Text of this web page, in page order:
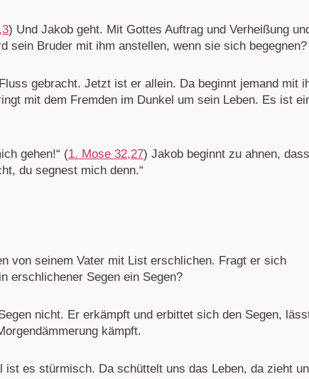
) Und Jakob geht. Mit Gottes Auftrag und Verheißung
sein Bruder mit ihm anstellen, wenn sie sich begegnen?
gebracht. Jetzt ist er allein. Da beginnt jemand mit
mit dem Fremden im Dunkel um sein Leben. Es ist
gehen!“ (1. Mose 32,27) Jakob beginnt zu ahnen, dass
du segnest mich denn.“
von seinem Vater mit List erschlichen. Fragt er sich
erschlichener Segen ein Segen?
nicht. Er erkämpft und erbittet sich den Segen,
kämpft.
es stürmisch. Da schüttelt uns das Leben, da zieht